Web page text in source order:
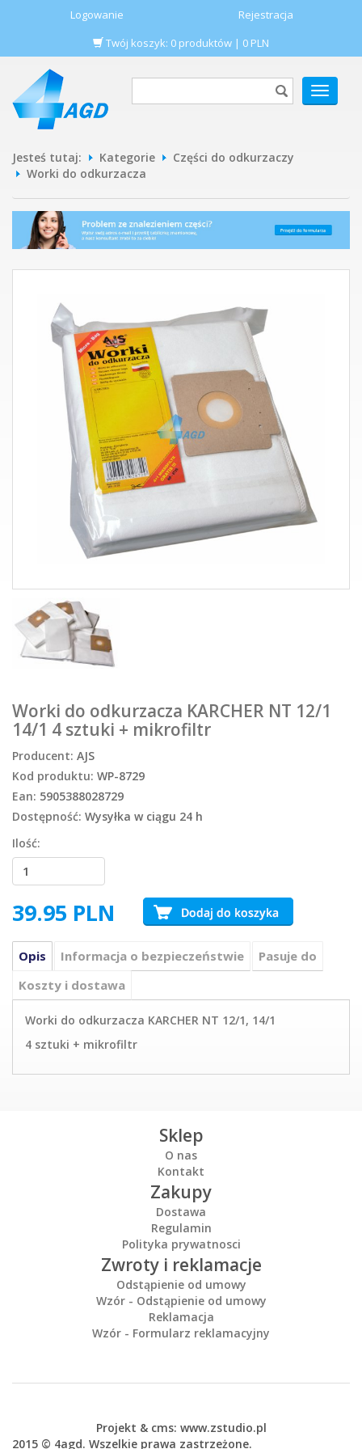
Logowanie
Rejestracja
Twój koszyk: 0 produktów | 0 PLN
POKAŻ
MENU
Jesteś tutaj: Kategorie
Części do odkurzaczy
Worki do odkurzacza
Worki do odkurzacza KARCHER NT 12/1
14/1 4 sztuki + mikrofiltr
Producent: AJS
Kod produktu: WP-8729
Ean: 5905388028729
Dostępność: Wysyłka w ciągu 24 h
Ilość:
39.95 PLN
Opis Informacja o bezpieczeństwie
Pasuje do
Koszty i dostawa
Worki do odkurzacza KARCHER NT 12/1, 14/1
4 sztuki + mikrofiltr
Sklep
O nas
Kontakt
Zakupy
Dostawa
Regulamin
Polityka prywatnosci
Zwroty i reklamacje
Odstąpienie od umowy
Wzór - Odstąpienie od umowy
Reklamacja
Wzór - Formularz reklamacyjny
Projekt & cms: www.zstudio.pl
2015 © 4agd. Wszelkie prawa zastrzeżone.